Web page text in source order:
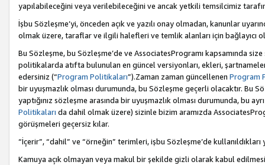
yapılabileceğini veya verilebileceğini ve ancak yetkili temsilcimiz
İşbu Sözleşme’yi, önceden açık ve yazılı onay olmadan, kanunlar
olmak üzere, taraflar ve ilgili halefleri ve temlik alanları için bağlayıcı
Bu Sözleşme, bu Sözleşme’de ve AssociatesProgramı kapsamında
politikalarda atıfta bulunulan en güncel versiyonları, ekleri,
edersiniz (“Program Politikaları”).Zaman zaman güncellenen Program
bir uyuşmazlık olması durumunda, bu Sözleşme geçerli olacaktır. Bu
yaptığınız sözleşme arasında bir uyuşmazlık olması durumunda, bu
Politikaları da dahil olmak üzere) sizinle bizim aramızda
görüşmeleri geçersiz kılar.
“İçerir”, “dahil” ve “örneğin” terimleri, işbu Sözleşme’de
Kamuya açık olmayan veya makul bir şekilde gizli olarak kabul